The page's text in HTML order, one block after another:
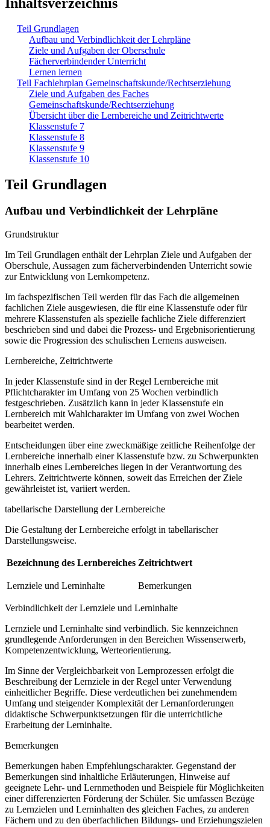
Teil Grundlagen
Aufbau und Verbindlichkeit der Lehrpläne
Ziele und Aufgaben der Oberschule
Fächerverbindender Unterricht
Lernen lernen
Teil Fachlehrplan Gemeinschaftskunde/Rechtserziehung
Ziele und Aufgaben des Faches
Gemeinschaftskunde/Rechtserziehung
Übersicht über die Lernbereiche und Zeitrichtwerte
Klassenstufe 7
Klassenstufe 8
Klassenstufe 9
Klassenstufe 10
Teil Grundlagen
Aufbau und Verbindlichkeit der Lehrpläne
Grundstruktur
Im Teil Grundlagen enthält der Lehrplan Ziele und Aufgaben der
Oberschule, Aussagen zum fächerverbindenden Unterricht sowie
zur Entwicklung von Lernkompetenz.
Im fachspezifischen Teil werden für das Fach die allgemeinen
fachlichen Ziele ausgewiesen, die für eine Klassenstufe oder für
mehrere Klassenstufen als spezielle fachliche Ziele differenziert
beschrieben sind und dabei die Prozess- und Ergebnisorientierung
sowie die Progression des schulischen Lernens ausweisen.
Lernbereiche, Zeitrichtwerte
In jeder Klassenstufe sind in der Regel Lernbereiche mit
Pflichtcharakter im Umfang von 25 Wochen verbindlich
festgeschrieben. Zusätzlich kann in jeder Klassenstufe ein
Lernbereich mit Wahlcharakter im Umfang von zwei Wochen
bearbeitet werden.
Entscheidungen über eine zweckmäßige zeitliche Reihenfolge der
Lernbereiche innerhalb einer Klassenstufe bzw. zu Schwerpunkten
innerhalb eines Lernbereiches liegen in der Verantwortung des
Lehrers. Zeitrichtwerte können, soweit das Erreichen der Ziele
gewährleistet ist, variiert werden.
tabellarische Darstellung der Lernbereiche
Die Gestaltung der Lernbereiche erfolgt in tabellarischer
Darstellungsweise.
Bezeichnung des Lernbereiches Zeitrichtwert
Lernziele und Lerninhalte Bemerkungen
Verbindlichkeit der Lernziele und Lerninhalte
Lernziele und Lerninhalte sind verbindlich. Sie kennzeichnen
grundlegende Anforderungen in den Bereichen Wissenserwerb,
Kompetenzentwicklung, Werteorientierung.
Im Sinne der Vergleichbarkeit von Lernprozessen erfolgt die
Beschreibung der Lernziele in der Regel unter Verwendung
einheitlicher Begriffe. Diese verdeutlichen bei zunehmendem
Umfang und steigender Komplexität der Lernanforderungen
didaktische Schwerpunktsetzungen für die unterrichtliche
Erarbeitung der Lerninhalte.
Bemerkungen
Bemerkungen haben Empfehlungscharakter. Gegenstand der
Bemerkungen sind inhaltliche Erläuterungen, Hinweise auf
geeignete Lehr- und Lernmethoden und Beispiele für Möglichkeiten
einer differenzierten Förderung der Schüler. Sie umfassen Bezüge
zu Lernzielen und Lerninhalten des gleichen Faches, zu anderen
Fächern und zu den überfachlichen Bildungs- und Erziehungszielen